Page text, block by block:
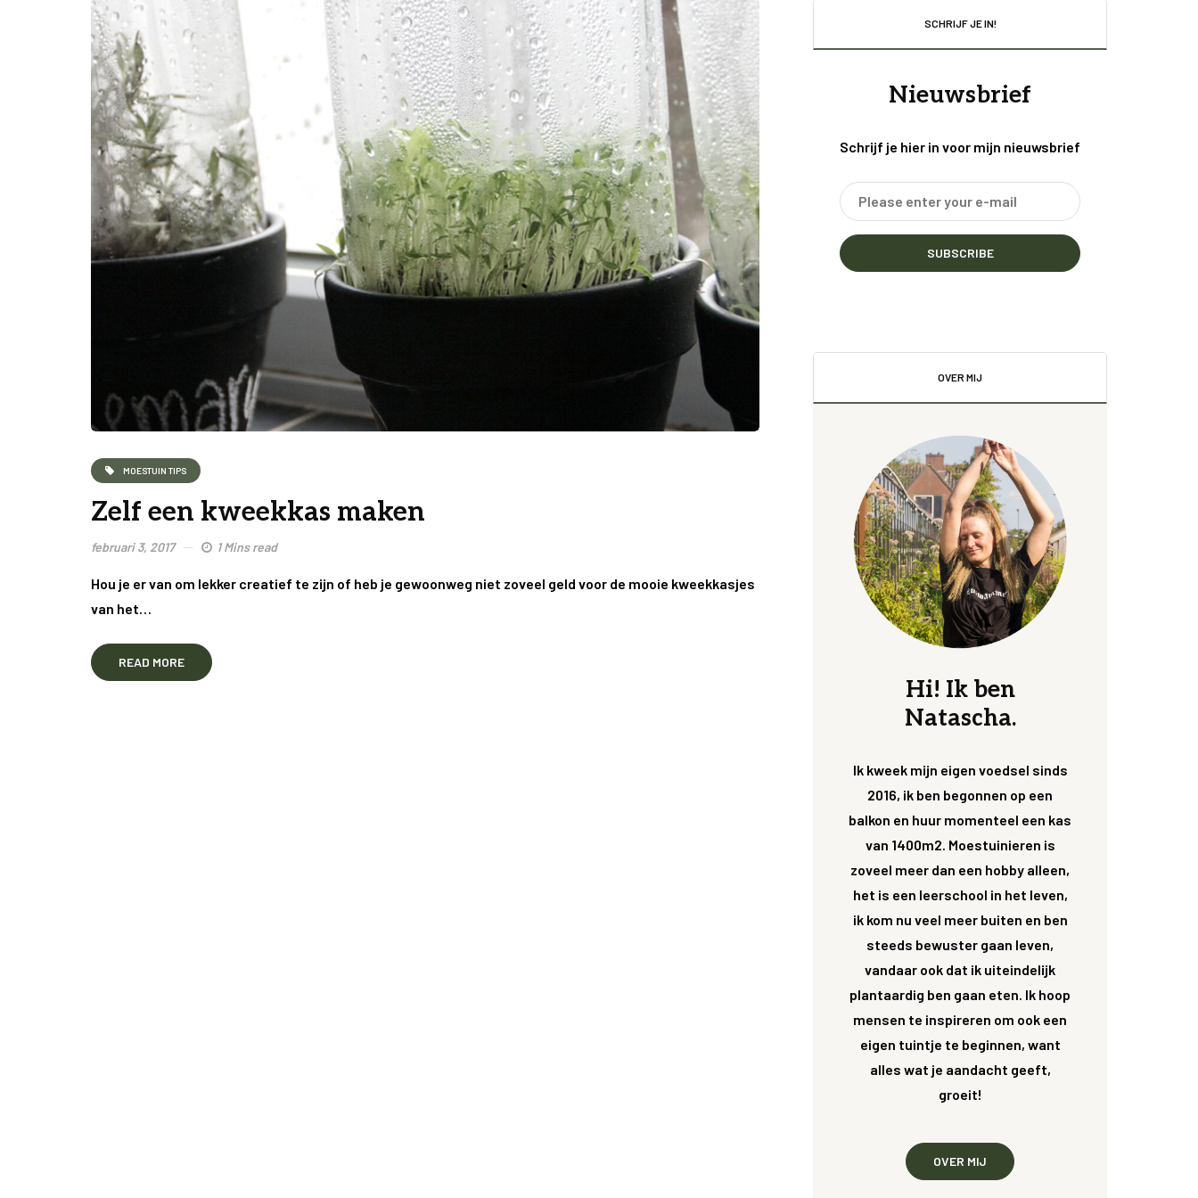
MOESTUIN TIPS
Zelf een kweekkas maken
februari 3, 2017 1 Mins read
Hou je er van om lekker creatief te zijn of heb je gewoonweg niet zoveel geld voor de mooie kweekkasjes
van het…
READ MORE
SCHRIJF JE IN!
Nieuwsbrief
Schrijf je hier in voor mijn nieuwsbrief
SUBSCRIBE
OVER MIJ
Hi! Ik ben
Natascha.
Ik kweek mijn eigen voedsel sinds
2016, ik ben begonnen op een
balkon en huur momenteel een kas
van 1400m2. Moestuinieren is
zoveel meer dan een hobby alleen,
het is een leerschool in het leven,
ik kom nu veel meer buiten en ben
steeds bewuster gaan leven,
vandaar ook dat ik uiteindelijk
plantaardig ben gaan eten. Ik hoop
mensen te inspireren om ook een
eigen tuintje te beginnen, want
alles wat je aandacht geeft,
groeit!
OVER MIJ